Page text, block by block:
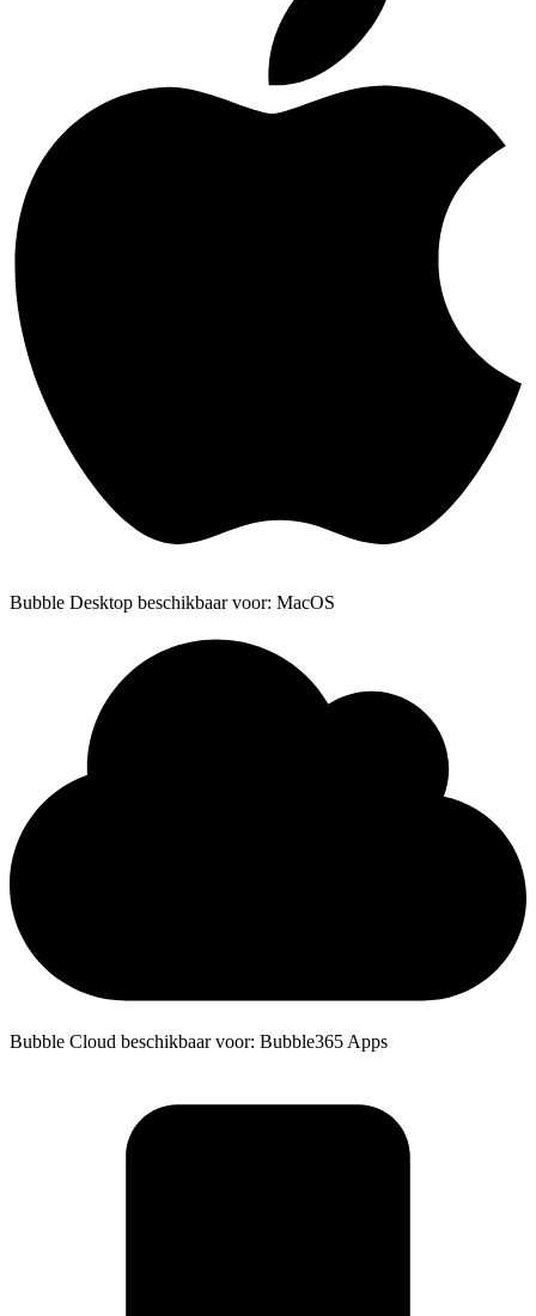
Bubble Desktop beschikbaar voor: MacOS
Bubble Cloud beschikbaar voor: Bubble365 Apps